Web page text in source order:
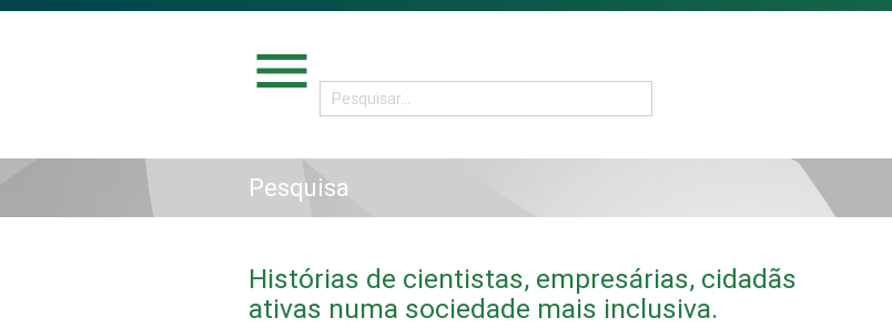
menu
Pesquisa
Histórias de cientistas, empresárias, cidadãs
ativas numa sociedade mais inclusiva.